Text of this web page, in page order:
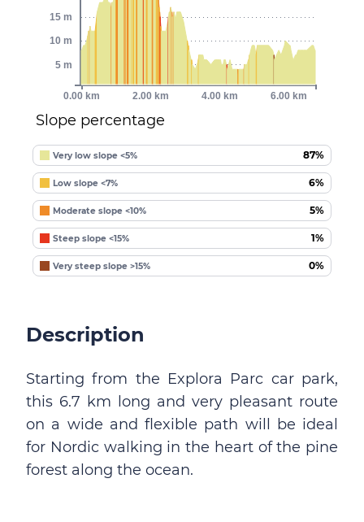
Slope percentage
Very low slope <5% 87%
Low slope <7% 6%
Moderate slope <10% 5%
Steep slope <15% 1%
Very steep slope >15% 0%
0.00 km 2.00 km 4.00 km 6.00 km
5 m
10 m
15 m
Description
Starting from the Explora Parc car park,
this 6.7 km long and very pleasant route
on a wide and flexible path will be ideal
for Nordic walking in the heart of the pine
forest along the ocean.